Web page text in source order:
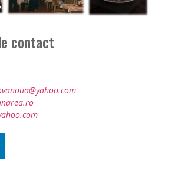
contact